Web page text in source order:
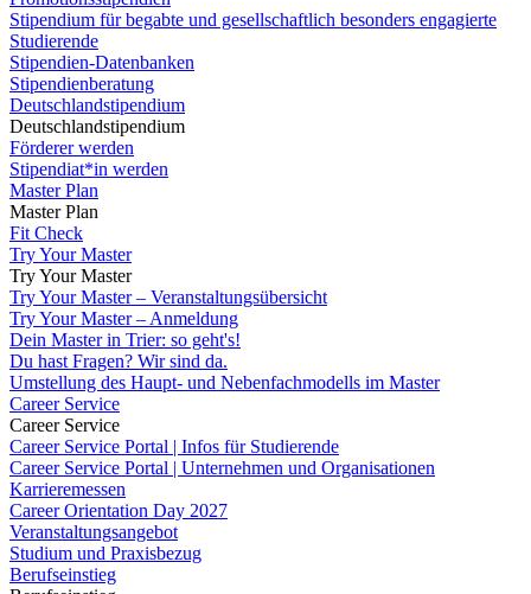
Stipendium für begabte und gesellschaftlich besonders engagierte
Studierende
Stipendien-Datenbanken
Stipendienberatung
Deutschlandstipendium
Deutschlandstipendium
Förderer werden
Stipendiat*in werden
Master Plan
Master Plan
Fit Check
Try Your Master
Try Your Master
Try Your Master – Veranstaltungsübersicht
Try Your Master – Anmeldung
Dein Master in Trier: so geht's!
Du hast Fragen? Wir sind da.
Umstellung des Haupt- und Nebenfachmodells im Master
Career Service
Career Service
Career Service Portal | Infos für Studierende
Career Service Portal | Unternehmen und Organisationen
Karrieremessen
Career Orientation Day 2027
Veranstaltungsangebot
Studium und Praxisbezug
Berufseinstieg